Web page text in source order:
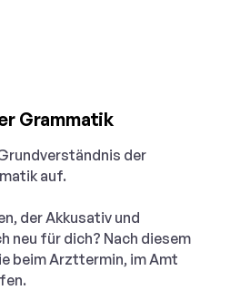
Grammatik
der
auf.
der Akkusativ und
neu für dich? Nach diesem
beim Arzttermin, im Amt